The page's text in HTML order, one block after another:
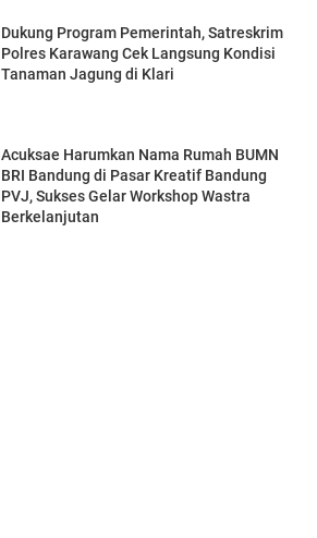
Dukung Program Pemerintah, Satreskrim
Polres Karawang Cek Langsung Kondisi
Tanaman Jagung di Klari
Acuksae Harumkan Nama Rumah BUMN
BRI Bandung di Pasar Kreatif Bandung
PVJ, Sukses Gelar Workshop Wastra
Berkelanjutan